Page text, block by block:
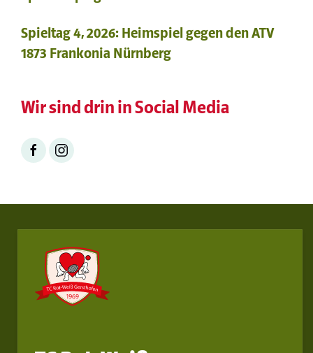
Spieltag 4, 2026: Heimspiel gegen den ATV
1873 Frankonia Nürnberg
Wir sind drin in Social Media